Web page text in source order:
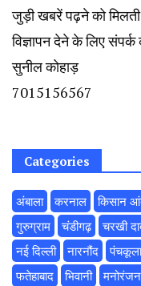
जुड़ी खबरें पढ़ने को
विज्ञापन देने के लिए
सुनील कोहाड़
7015156567
Categories
अंबाला करनाल किसान
गुरुग्राम
चंडीगढ़ चरखी
नई दिल्ली
नारनौंद पंचकूला
फतेहाबाद
भिवानी मनोरंजन